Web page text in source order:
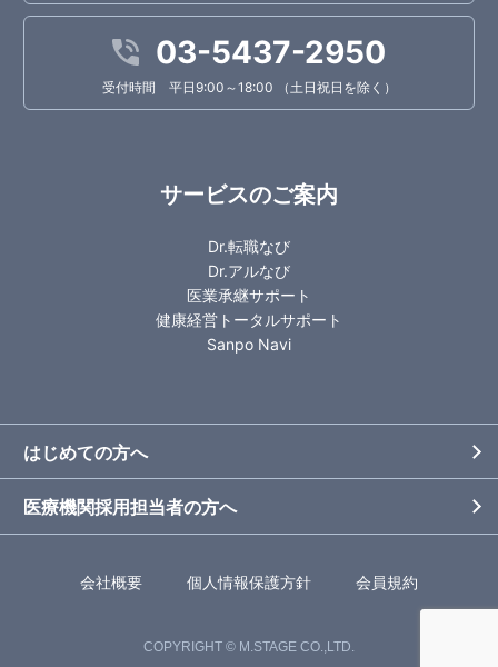
03-5437-2950
受付時間 平日9:00～18:00 （土日祝日を除く）
サービスのご案内
Dr.転職なび
Dr.アルなび
医業承継サポート
健康経営トータルサポート
Sanpo Navi
はじめての方へ
医療機関採用担当者の方へ
会社概要 個人情報保護方針 会員規約
COPYRIGHT © M.STAGE CO.,LTD.